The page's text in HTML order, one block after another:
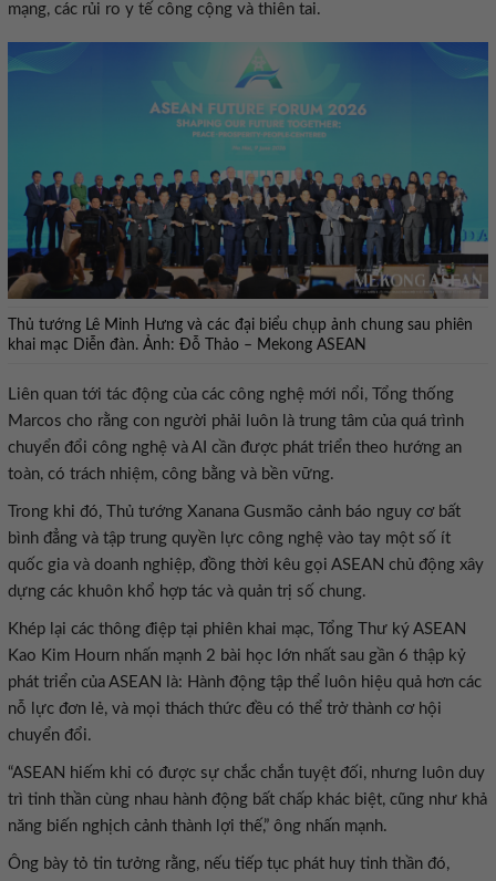
mạng, các rủi ro y tế công cộng và thiên tai.
Thủ tướng Lê Minh Hưng và các đại biểu chụp ảnh chung sau phiên
khai mạc Diễn đàn. Ảnh: Đỗ Thảo – Mekong ASEAN
Liên quan tới tác động của các công nghệ mới nổi, Tổng thống
Marcos cho rằng con người phải luôn là trung tâm của quá trình
chuyển đổi công nghệ và AI cần được phát triển theo hướng an
toàn, có trách nhiệm, công bằng và bền vững.
Trong khi đó, Thủ tướng Xanana Gusmão cảnh báo nguy cơ bất
bình đẳng và tập trung quyền lực công nghệ vào tay một số ít
quốc gia và doanh nghiệp, đồng thời kêu gọi ASEAN chủ động xây
dựng các khuôn khổ hợp tác và quản trị số chung.
Khép lại các thông điệp tại phiên khai mạc, Tổng Thư ký ASEAN
Kao Kim Hourn nhấn mạnh 2 bài học lớn nhất sau gần 6 thập kỷ
phát triển của ASEAN là: Hành động tập thể luôn hiệu quả hơn các
nỗ lực đơn lẻ, và mọi thách thức đều có thể trở thành cơ hội
chuyển đổi.
“ASEAN hiếm khi có được sự chắc chắn tuyệt đối, nhưng luôn duy
trì tinh thần cùng nhau hành động bất chấp khác biệt, cũng như khả
năng biến nghịch cảnh thành lợi thế,” ông nhấn mạnh.
Ông bày tỏ tin tưởng rằng, nếu tiếp tục phát huy tinh thần đó,